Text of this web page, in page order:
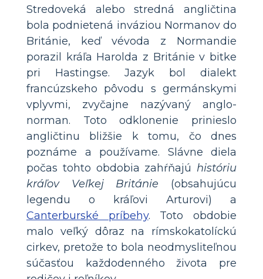
Stredoveká alebo stredná angličtina
bola podnietená inváziou Normanov do
Británie, keď vévoda z Normandie
porazil kráľa Harolda z Británie v bitke
pri Hastingse. Jazyk bol dialekt
francúzskeho pôvodu s germánskymi
vplyvmi, zvyčajne nazývaný anglo-
norman. Toto odklonenie prinieslo
angličtinu bližšie k tomu, čo dnes
poznáme a používame. Slávne diela
počas tohto obdobia zahŕňajú históriu
kráľov Veľkej Británie (obsahujúcu
legendu o kráľovi Arturovi) a
Canterburské príbehy. Toto obdobie
malo veľký dôraz na rímskokatolíckú
cirkev, pretože to bola neodmysliteľnou
súčasťou každodenného života pre